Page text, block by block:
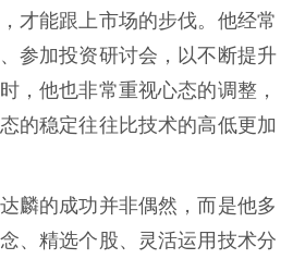
才能跟上市场的步伐。他经常
参加投资研讨会，以不断提升
，他也非常重视心态的调整，
的稳定往往比技术的高低更加
麟的成功并非偶然，而是他多
、精选个股、灵活运用技术分